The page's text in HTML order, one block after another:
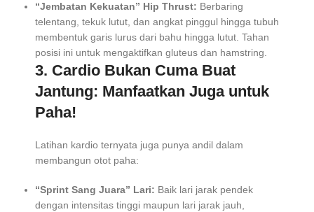
“Jembatan Kekuatan” Hip Thrust: Berbaring
telentang, tekuk lutut, dan angkat pinggul hingga tubuh
membentuk garis lurus dari bahu hingga lutut. Tahan
posisi ini untuk mengaktifkan gluteus dan hamstring.
3. Cardio Bukan Cuma Buat
Jantung: Manfaatkan Juga untuk
Paha!
Latihan kardio ternyata juga punya andil dalam
membangun otot paha:
“Sprint Sang Juara” Lari: Baik lari jarak pendek
dengan intensitas tinggi maupun lari jarak jauh,